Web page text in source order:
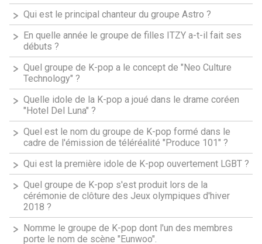
Qui est le principal chanteur du groupe Astro ?
En quelle année le groupe de filles ITZY a-t-il fait ses
débuts ?
Quel groupe de K-pop a le concept de "Neo Culture
Technology" ?
Quelle idole de la K-pop a joué dans le drame coréen
"Hotel Del Luna" ?
Quel est le nom du groupe de K-pop formé dans le
cadre de l'émission de téléréalité "Produce 101" ?
Qui est la première idole de K-pop ouvertement LGBT ?
Quel groupe de K-pop s'est produit lors de la
cérémonie de clôture des Jeux olympiques d'hiver
2018 ?
Nomme le groupe de K-pop dont l'un des membres
porte le nom de scène "Eunwoo".